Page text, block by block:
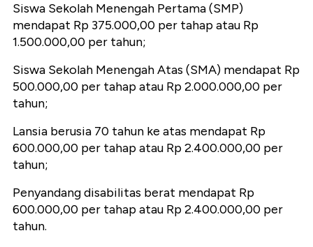
Siswa Sekolah Menengah Pertama (SMP)
mendapat Rp 375.000,00 per tahap atau Rp
1.500.000,00 per tahun;
Siswa Sekolah Menengah Atas (SMA) mendapat Rp
500.000,00 per tahap atau Rp 2.000.000,00 per
tahun;
Lansia berusia 70 tahun ke atas mendapat Rp
600.000,00 per tahap atau Rp 2.400.000,00 per
tahun;
Penyandang disabilitas berat mendapat Rp
600.000,00 per tahap atau Rp 2.400.000,00 per
tahun.